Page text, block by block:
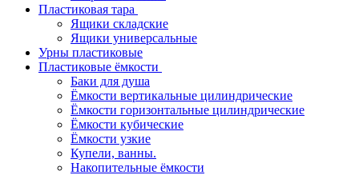
Пластиковая тара
Ящики складские
Ящики универсальные
Урны пластиковые
Пластиковые ёмкости
Баки для душа
Ёмкости вертикальные цилиндрические
Ёмкости горизонтальные цилиндрические
Ёмкости кубические
Ёмкости узкие
Купели, ванны.
Накопительные ёмкости